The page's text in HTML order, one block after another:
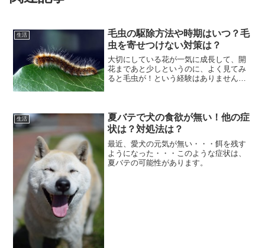
生活
毛虫の駆除方法や時期はいつ？毛
虫を寄せつけない対策は？
大切にしている花が一気に成長して、開
花まであと少しというのに、よく見てみ
ると毛虫が！という経験はありません
からやってくるか分からない...
生活
夏バテで犬の食欲が無い！他の症
状は？対処法は？
最近、愛犬の元気が無い・・・餌を残す
ようになった・・・このような症状は、
夏バテの可能性があります。